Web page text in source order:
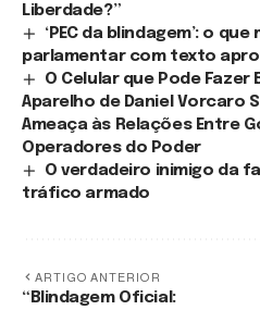
Liberdade?”
‘PEC da blindagem’: o
parlamentar com texto
O Celular que Pode Fazer
Aparelho de Daniel Vorcaro
Ameaça às Relações Entre
Operadores do Poder
O verdadeiro inimigo da
tráfico armado
ARTIGO ANTERIOR
“Blindagem Oficial: